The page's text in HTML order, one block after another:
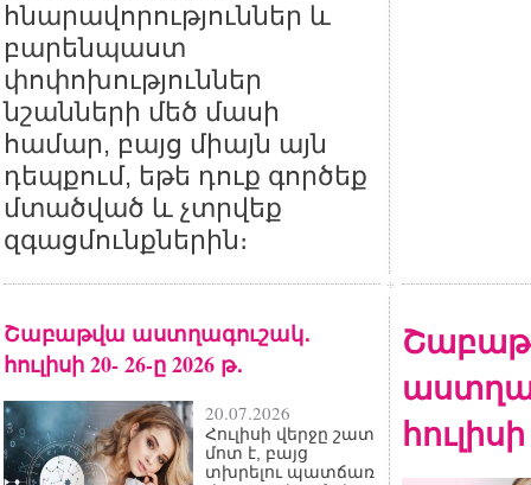
հնարավորություններ և
բարենպաստ
փոփոխություններ
նշանների մեծ մասի
համար, բայց միայն այն
դեպքում, եթե դուք գործեք
մտածված և չտրվեք
զգացմունքներին։
Շաբաթվա աստղագուշակ․
հուլիսի 20- 26-ը 2026 թ․
20.07.2026
Հուլիսի վերջը շատ
մոտ է, բայց
տխրելու պատճառ